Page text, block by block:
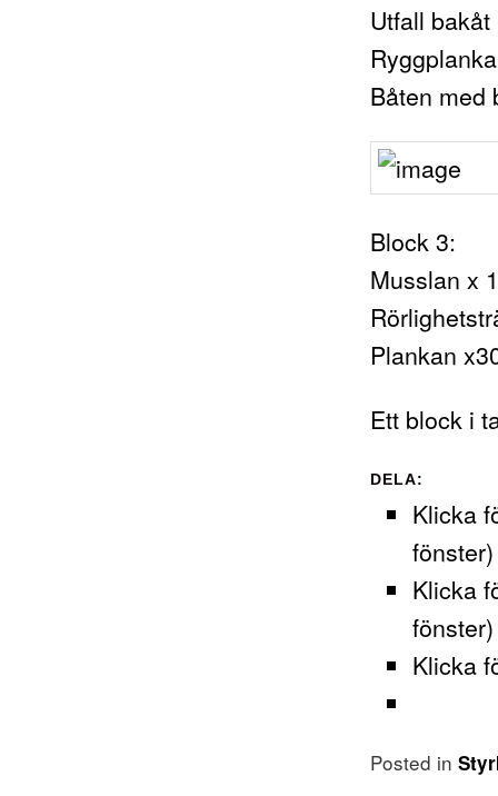
Utfall
Båten med
Block 3:
Musslan x
Plankan
Ett block i
DELA:
Klicka
fönster)
Klicka
fönster)
Klicka
Posted in